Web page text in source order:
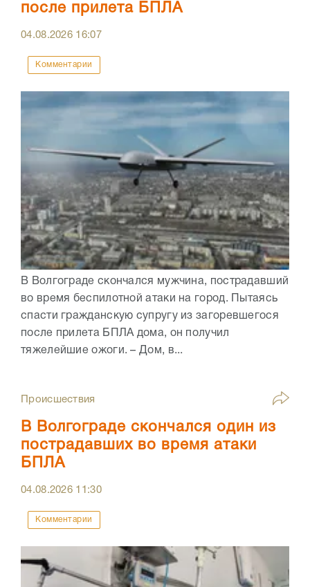
после прилета БПЛА
04.08.2026 16:07
Комментарии
В Волгограде скончался мужчина, пострадавший
во время беспилотной атаки на город. Пытаясь
спасти гражданскую супругу из загоревшегося
после прилета БПЛА дома, он получил
тяжелейшие ожоги. – Дом, в...
Происшествия
В Волгограде скончался один из
пострадавших во время атаки
БПЛА
04.08.2026 11:30
Комментарии